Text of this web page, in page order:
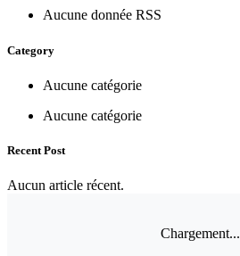
Aucune donnée RSS
Category
Aucune catégorie
Aucune catégorie
Recent Post
Aucun article récent.
Chargement...